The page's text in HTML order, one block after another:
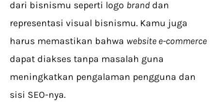
dari bisnismu seperti logo brand dan
representasi visual bisnismu. Kamu juga
harus memastikan bahwa website e-commerce
dapat diakses tanpa masalah guna
meningkatkan pengalaman pengguna dan
sisi SEO-nya.